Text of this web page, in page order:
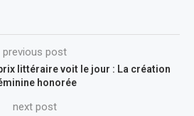
previous post
littéraire voit le jour : La création
honorée
next post